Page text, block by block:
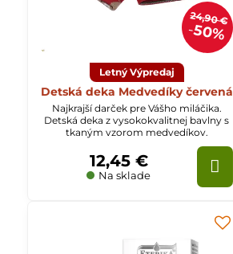
24,90 €
50%
Letný Výpredaj
Detská deka Medvedíky červená
Najkrajší darček pre Vášho miláčika.
Detská deka z vysokokvalitnej bavlny s
tkaným vzorom medvedíkov.
Na sklade
12,45 €